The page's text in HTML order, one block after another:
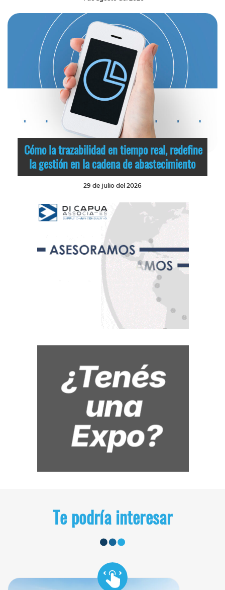
Cómo la trazabilidad en tiempo real, redefine
la gestión en la cadena de abastecimiento
29 de julio del 2026
Te podría interesar